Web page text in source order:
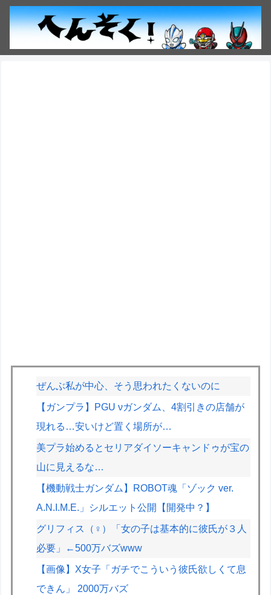
ぜんぶ私が中心、そう思われたくないのに
【ガンプラ】PGU νガンダム、4割引きの店舗が
現れる…安いけど置く場所が…
美プラ始めるとセリアダイソーキャンドゥが宝の
山に見えるな…
【機動戦士ガンダム】ROBOT魂「ゾック ver.
A.N.I.M.E.」シルエット公開【開発中？】
グリフィス（♀）「女の子は基本的に彼氏が３人
必要」←500万バズwww
【画像】X女子「ガチでこういう彼氏欲しくて息
できん」 2000万バズ